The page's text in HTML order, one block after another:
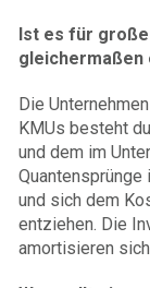
Ist es für
gleichermaßen
Die
KMUs besteht
und dem im
und sich dem
entziehen. Die
amortisieren